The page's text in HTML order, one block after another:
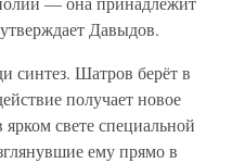
Давыдов.
синтез. Шатров берёт в
получает новое
ярком свете специальной
ему прямо в